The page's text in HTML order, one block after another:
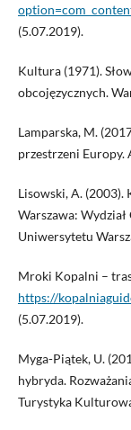
(5.07.2019).
Kultura (1971).
obcojęzycznych.
Lamparska, M.
przestrzeni Europy.
Lisowski, A. (2003).
Warszawa:
Uniwersytetu
Mroki Kopalni –
https://
(5.07.2019).
Myga-Piątek, U.
hybryda.
Turystyka